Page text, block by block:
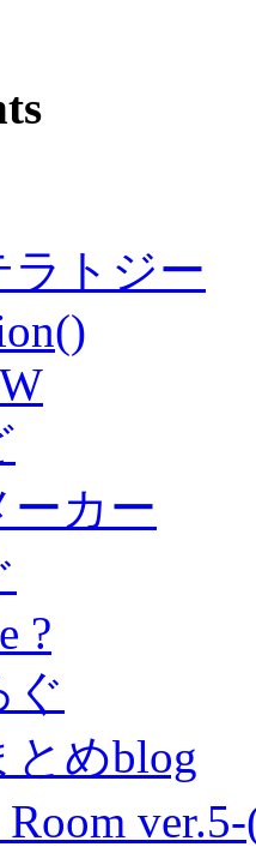
ラトジー
ーカー
?
ぐ
とめblog